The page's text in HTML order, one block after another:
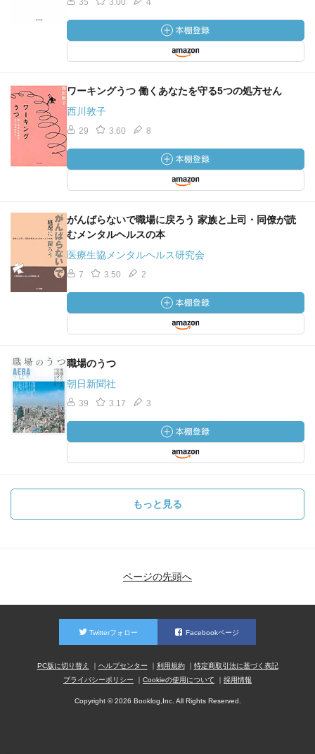
35 3.00 4
ワーキングうつ 働くあなたを守る5つの処方せん
西川敦子
29 3.60 8
がんばらないで職場に戻ろう 家族と上司・同僚が読
むメンタルヘルスの本
医療生協メンタルヘルス研究会
7 3.50 2
職場のうつ
朝日新聞社
39 3.17 3
もっと見る
ページの先頭へ
Twitterフォロー Facebookページ
PC版に切り替え ヘルプセンター 利用規約
特定商取引法に基づく表記
プライバシーポリシー
Cookieの使用について 採用情報
Copyright © 2026 Booklog,Inc. All Rights Reserved.